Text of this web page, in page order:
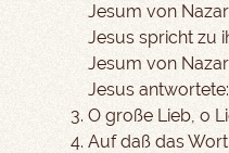
Jesum von
Jesus spricht zu
Jesum von
Jesus
O große Lieb, o
Auf daß das